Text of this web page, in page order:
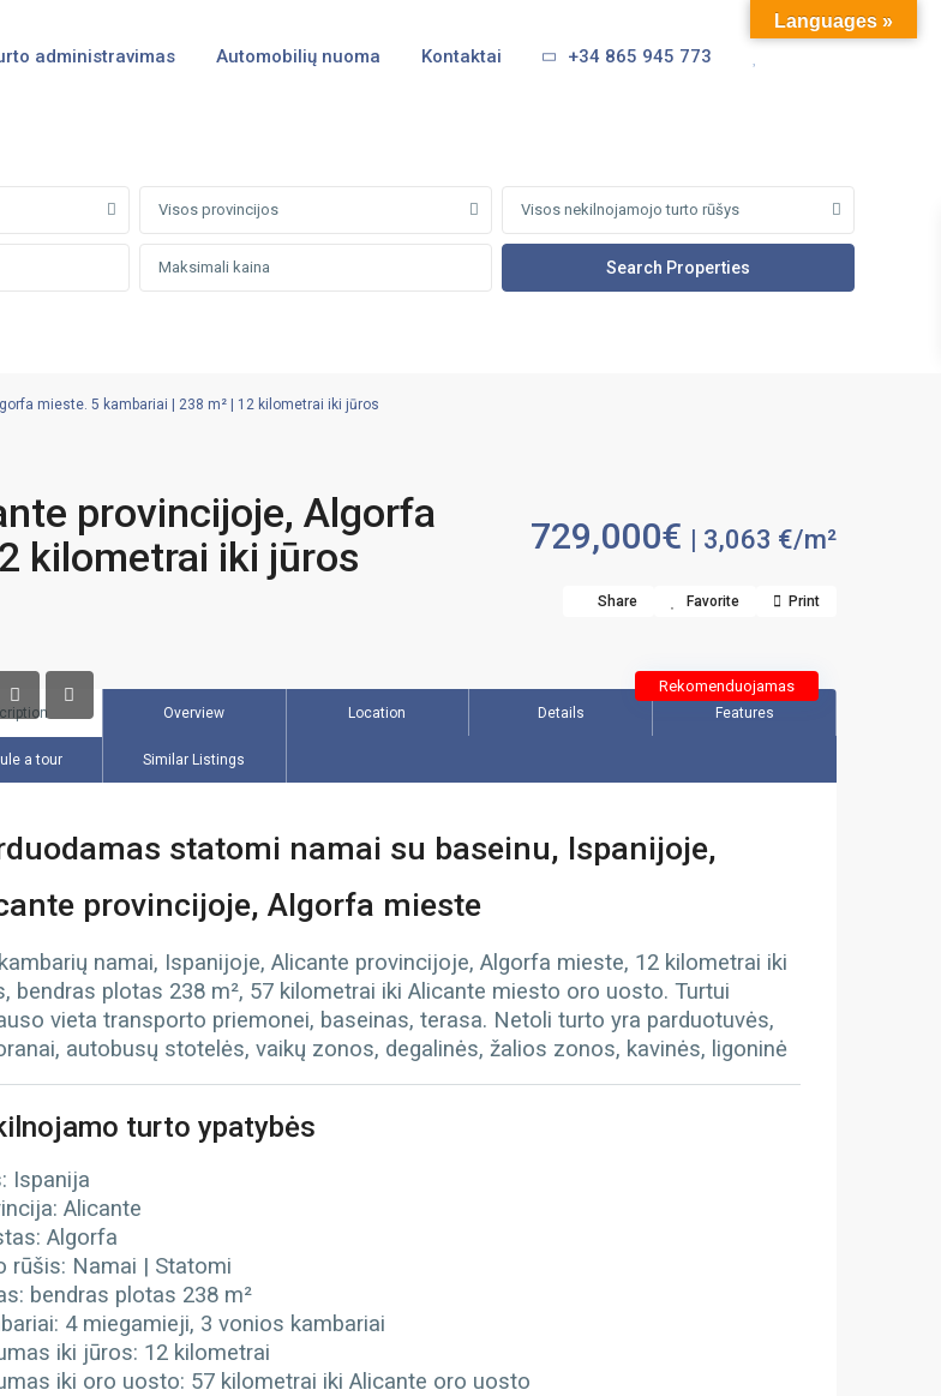
administravimas Automobilių nuoma Kontaktai +34 865 945 773
Visos provincijos Visos nekilnojamojo turto rūšys
mieste. 5 kambariai | 238 m² | 12 kilometrai iki jūros
provincijoje, Algorfa
kilometrai iki jūros
729,000€ | 3,063 €/m²
Share Favorite Print
Rekomenduojamas
Overview Location Details Features
a tour Similar Listings
statomi namai su baseinu, Ispanijoje,
provincijoje, Algorfa mieste
namai, Ispanijoje, Alicante provincijoje, Algorfa mieste, 12 kilometrai iki
bendras plotas 238 m², 57 kilometrai iki Alicante miesto oro uosto. Turtui
vieta transporto priemonei, baseinas, terasa. Netoli turto yra parduotuvės,
autobusų stotelės, vaikų zonos, degalinės, žalios zonos, kavinės, ligoninė
turto ypatybės
Ispanija
Alicante
Algorfa
rūšis: Namai | Statomi
bendras plotas 238 m²
4 miegamieji, 3 vonios kambariai
iki jūros: 12 kilometrai
iki oro uosto: 57 kilometrai iki Alicante oro uosto
Languages »